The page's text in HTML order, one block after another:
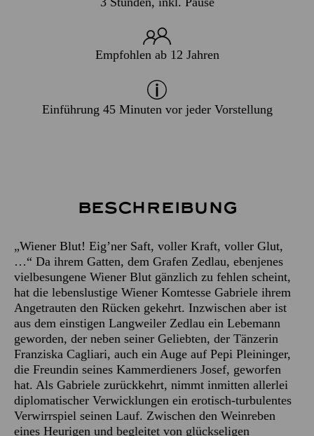
Empfohlen ab 12 Jahren
Einführung 45 Minuten vor jeder Vorstellung
Beschreibung
„Wiener Blut! Eig’ner Saft, voller Kraft, voller Glut,
…“ Da ihrem Gatten, dem Grafen Zedlau, ebenjenes
vielbesungene Wiener Blut gänzlich zu fehlen scheint,
hat die lebenslustige Wiener Komtesse Gabriele ihrem
Angetrauten den Rücken gekehrt. Inzwischen aber ist
aus dem einstigen Langweiler Zedlau ein Lebemann
geworden, der neben seiner Geliebten, der Tänzerin
Franziska Cagliari, auch ein Auge auf Pepi Pleininger,
die Freundin seines Kammerdieners Josef, geworfen
hat. Als Gabriele zurückkehrt, nimmt inmitten allerlei
diplomatischer Verwicklungen ein erotisch-turbulentes
Verwirrspiel seinen Lauf. Zwischen den Weinreben
eines Heurigen und begleitet von glückseligen